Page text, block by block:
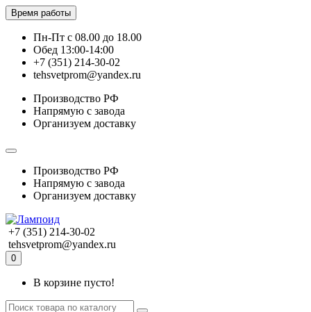
Время работы
Пн-Пт с 08.00 до 18.00
Обед 13:00-14:00
+7 (351) 214-30-02
tehsvetprom@yandex.ru
Производство РФ
Напрямую с завода
Организуем доставку
Производство РФ
Напрямую с завода
Организуем доставку
+7 (351) 214-30-02
tehsvetprom@yandex.ru
0
В корзине пусто!